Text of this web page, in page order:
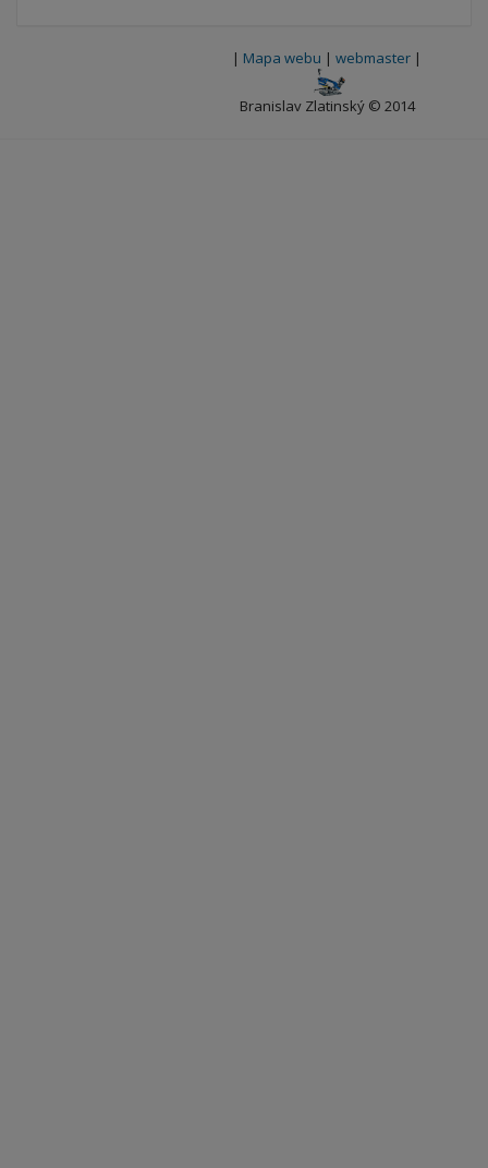
| Mapa webu | webmaster |
Branislav Zlatinský © 2014